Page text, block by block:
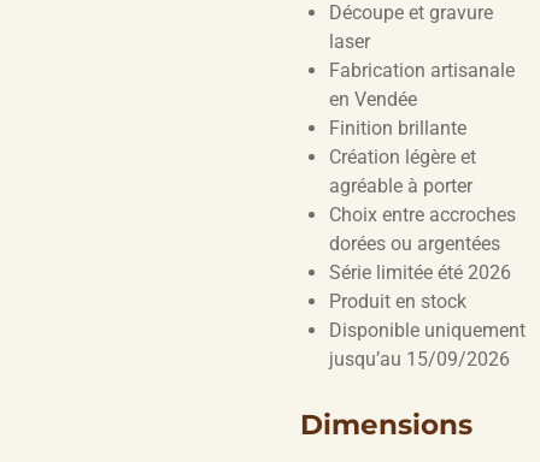
Découpe et gravure
laser
Fabrication artisanale
en Vendée
Finition brillante
Création légère et
agréable à porter
Choix entre accroches
dorées ou argentées
Série limitée été 2026
Produit en stock
Disponible uniquement
jusqu’au 15/09/2026
Dimensions